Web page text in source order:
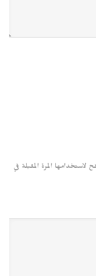
لاستخدامها المرة المقبلة في